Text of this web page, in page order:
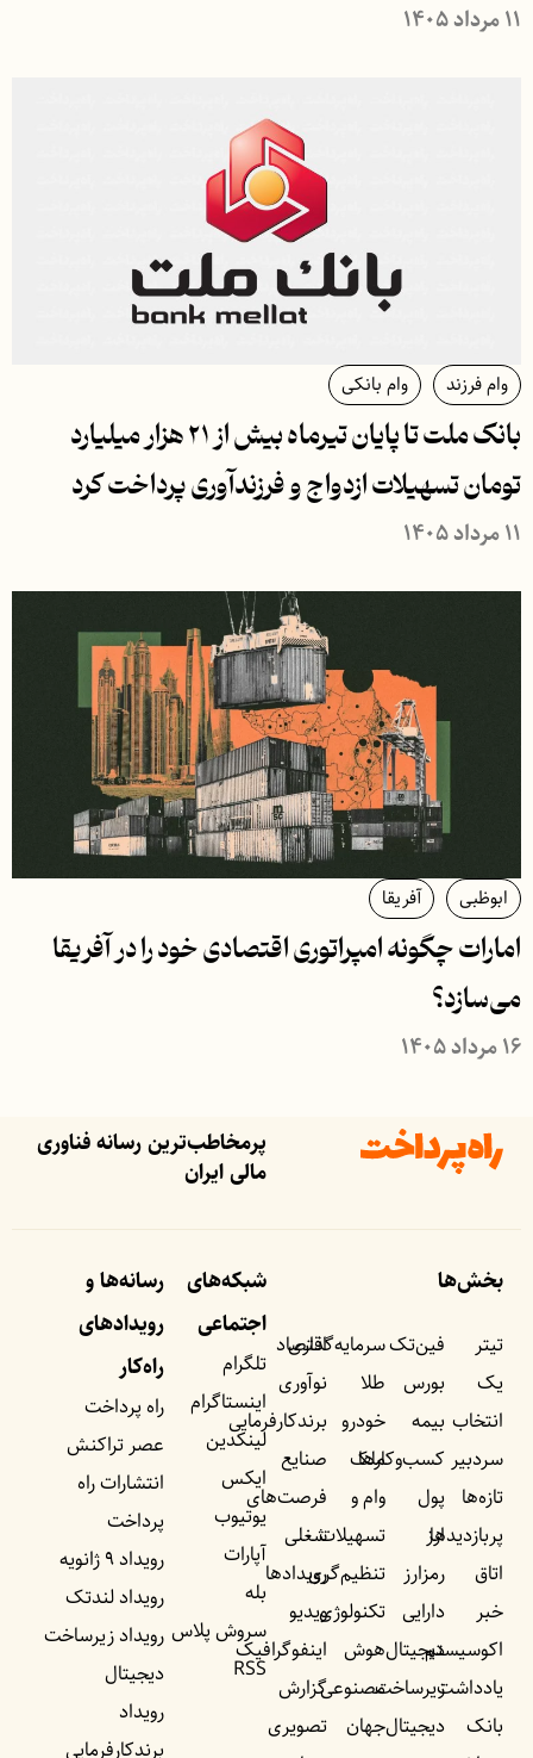
۱۱ مرداد ۱۴۰۵
وام فرزند وام بانکی
بانک ملت تا پایان تیرماه بیش از ۲۱ هزار میلیارد
تومان تسهیلات ازدواج و فرزندآوری پرداخت كرد
۱۱ مرداد ۱۴۰۵
ابوظبی آفریقا
امارات چگونه امپراتوری اقتصادی خود را در آفریقا
می‌سازد؟
۱۶ مرداد ۱۴۰۵
پرمخاطب‌ترین رسانه فناوری
مالی ایران
بخش‌ها
تیتر
یک
انتخاب
سردبیر
تازه‌ها
پربازدید‌ها
اتاق
خبر
اکوسیستم
یادداشت‌
بانک
فین‌تک
بورس
بیمه
کسب‌وکار‌ها
پول
ارز
رمزارز
دارایی
دیجیتال
زیرساخت
دیجیتال
سرمایه‌گذاری
طلا
خودرو
ملک
وام و
تسهیلات
تنظیم‌گری
تکنولوژی
هوش
مصنوعی
جهان
اقتصاد
نوآوری
برندکارفرمایی
صنایع
فرصت‌های
شغلی
رویداد‌ها
ویدیو
اینفوگرافیک
گزارش
تصویری
شبکه‌های
اجتماعی
تلگرام
اینستاگرام
لینکدین
ایکس
یوتیوب
آپارات
بله
سروش پلاس
RSS
رسانه‌ها و
رویداد‌های
راه‌کار
راه پرداخت
عصر تراکنش
انتشارات راه
پرداخت
رویداد ۹ ژانویه
رویداد لندتک
رویداد زیرساخت
دیجیتال
رویداد
برندکارفرمایی